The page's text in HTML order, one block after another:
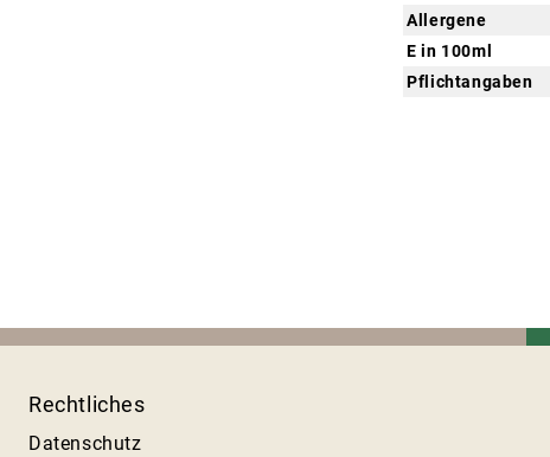
Allergene
E in 100ml
Pflichtangaben
Rechtliches
Datenschutz